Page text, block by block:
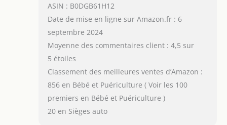
ASIN : B0DGB61H12
Date de mise en ligne sur Amazon.fr : 6
septembre 2024
Moyenne des commentaires client : 4,5 sur
5 étoiles
Classement des meilleures ventes d’Amazon :
856 en Bébé et Puériculture ( Voir les 100
premiers en Bébé et Puériculture )
20 en Sièges auto